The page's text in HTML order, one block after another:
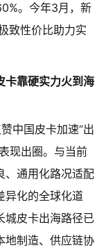
。今年3月，新
致性价比助力实
卡靠硬实力火到海
中国皮卡加速“出
现出圈。与当前
、通用化路况适配
异化的全球化道
城皮卡出海路径已
地制造、供应链协